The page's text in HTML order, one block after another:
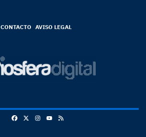
CONTACTO AVISO LEGAL
FacebookInstagram